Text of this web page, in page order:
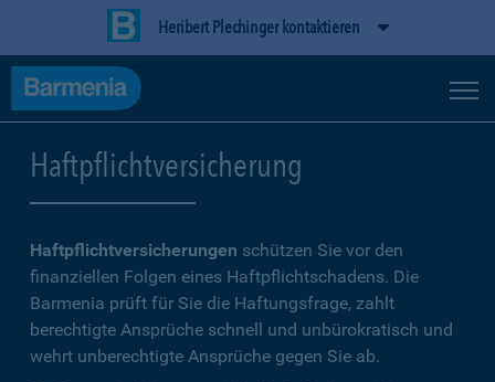
Heribert Plechinger kontaktieren
Haftpflichtversicherung
Haftpflichtversicherungen schützen Sie vor den
finanziellen Folgen eines Haftpflichtschadens. Die
Barmenia prüft für Sie die Haftungsfrage, zahlt
berechtigte Ansprüche schnell und unbürokratisch und
wehrt unberechtigte Ansprüche gegen Sie ab.